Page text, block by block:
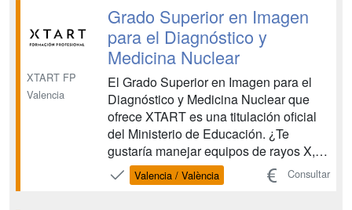
y Medicina Nuclear. Te ayudamos a
preparar lo...
XTART FP
Valencia
Grado Superior en Imagen
para el Diagnóstico y
Medicina Nuclear
El Grado Superior en Imagen para el
Diagnóstico y Medicina Nuclear que
ofrece XTART es una titulación oficial
del Ministerio de Educación. ¿Te
gustaría manejar equipos de rayos X,
de resonancia magnética y de medicina
nuclear? ¿Colaborar en la realización
Valencia / València Consultar